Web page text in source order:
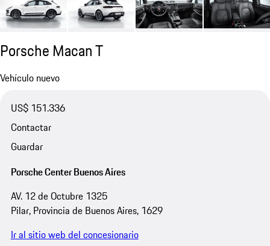
Porsche Macan T
Vehículo nuevo
US$ 151.336
Contactar
Guardar
Porsche Center Buenos Aires
AV. 12 de Octubre 1325
Pilar, Provincia de Buenos Aires, 1629
Ir al sitio web del concesionario